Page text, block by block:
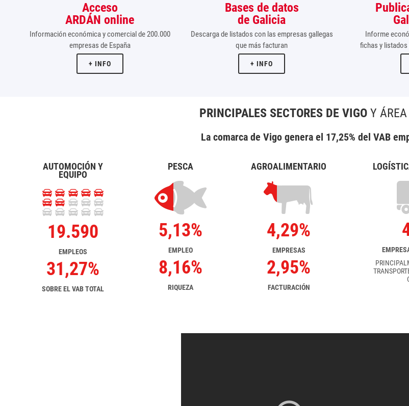
Acceso
ARDÁN online
Información económica y comercial de 200.000
empresas de España
+ INFO
Bases de datos
de Galicia
Descarga de listados con las empresas gallegas
que más facturan
+ INFO
Informe
fichas y listados
PRINCIPALES SECTORES DE VIGO Y
La comarca de Vigo genera el 17,25% del VAB
AUTOMOCIÓN Y
EQUIPO
19.590
EMPLEOS
31,27%
SOBRE EL VAB TOTAL
PESCA
5,13%
EMPLEO
8,16%
RIQUEZA
AGROALIMENTARIO
4,29%
EMPRESAS
2,95%
FACTURACIÓN